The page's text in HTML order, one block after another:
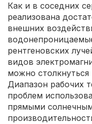
Как и в соседних
реализована
внешних
рентгеновских
видов
можно
Диапазон рабочих
проблем
прямыми